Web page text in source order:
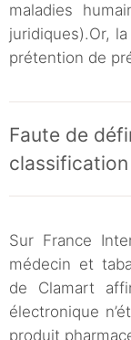
maladies
juridiques).Or, la
prétention de
Faute de
Sur France
médecin et
de Clamart
électronique
produit